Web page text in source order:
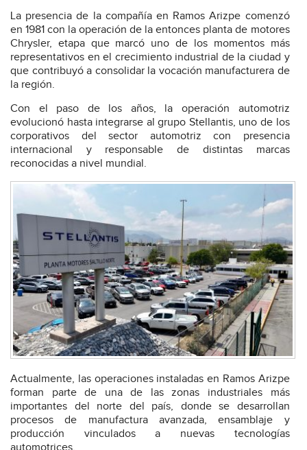
La presencia de la compañía en Ramos Arizpe comenzó
en 1981 con la operación de la entonces planta de motores
Chrysler, etapa que marcó uno de los momentos más
representativos en el crecimiento industrial de la ciudad y
que contribuyó a consolidar la vocación manufacturera de
la región.
Con el paso de los años, la operación automotriz
evolucionó hasta integrarse al grupo Stellantis, uno de los
corporativos del sector automotriz con presencia
internacional y responsable de distintas marcas
reconocidas a nivel mundial.
Actualmente, las operaciones instaladas en Ramos Arizpe
forman parte de una de las zonas industriales más
importantes del norte del país, donde se desarrollan
procesos de manufactura avanzada, ensamblaje y
producción vinculados a nuevas tecnologías